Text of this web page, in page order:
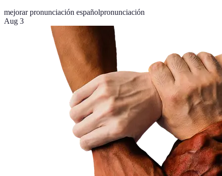
mejorar pronunciación españolpronunciación
Aug 3